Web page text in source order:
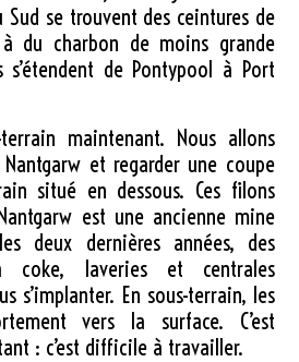
se trouvent des ceintures de
du charbon de moins grande
s’étendent de Pontypool à Port
maintenant. Nous allons
et regarder une coupe
situé en dessous. Ces filons
est une ancienne mine
deux dernières années, des
coke, laveries et centrales
s’implanter. En sous-terrain, les
vers la surface. C’est
: c’est difficile à travailler.